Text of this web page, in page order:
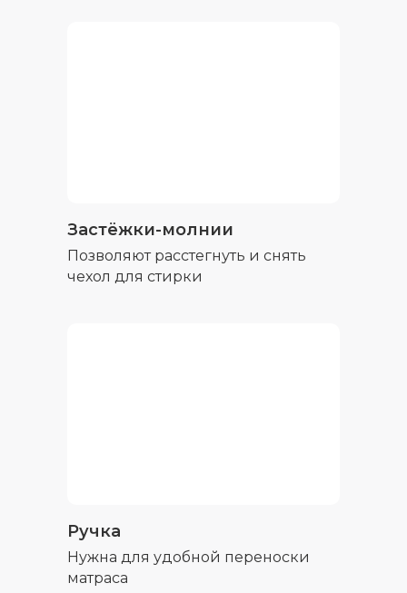
Застёжки-молнии
Позволяют расстегнуть и снять
чехол для стирки
Ручка
Нужна для удобной переноски
матраса